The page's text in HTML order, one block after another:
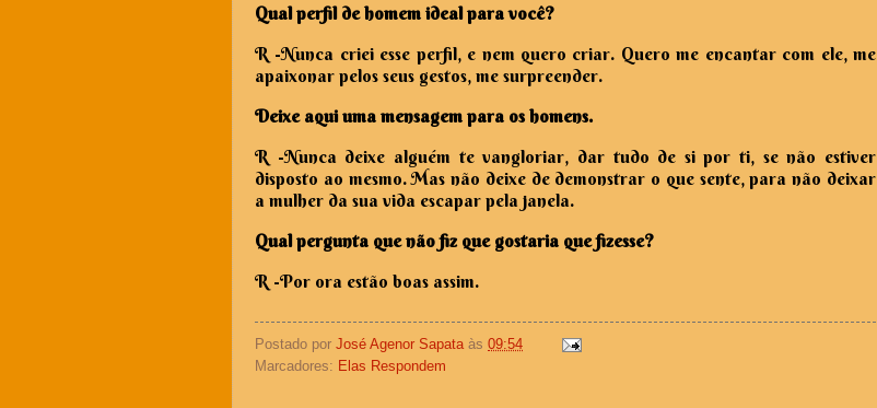
Qual perfil de homem ideal para você?
R -Nunca criei esse perfil, e nem quero criar. Quero me encantar com ele, me
apaixonar pelos seus gestos, me surpreender.
Deixe aqui uma mensagem para os homens.
R -Nunca deixe alguém te vangloriar, dar tudo de si por ti, se não estiver
disposto ao mesmo. Mas não deixe de demonstrar o que sente, para não deixar
a mulher da sua vida escapar pela janela.
Qual pergunta que não fiz que gostaria que fizesse?
R -Por ora estão boas assim.
Postado por José Agenor Sapata às 09:54
Marcadores: Elas Respondem